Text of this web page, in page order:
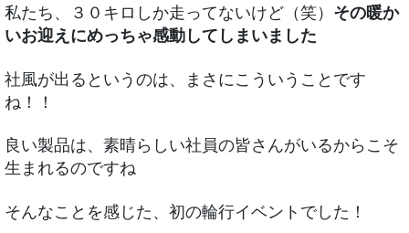
私たち、３０キロしか走ってないけど（笑） その暖か
いお迎えにめっちゃ感動してしまいました
社風が出るというのは、まさにこういうことです
ね！！
良い製品は、素晴らしい社員の皆さんがいるからこそ
生まれるのですね
そんなことを感じた、初の輪行イベントでした！